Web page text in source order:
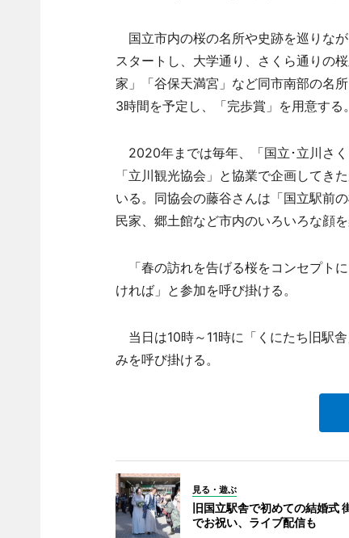
国立市内の桜の名所や史跡を巡りな
スタートし、大学通り、さくら通りの
家」「谷保天満宮」など同市南部の名
3時間を予定し、「完歩賞」を用意する。
2020年までは毎年、「国立･立川さ
「立川観光協会」と協業で企画してき
いる。同協会の藤谷さんは「国立駅前
民家、郷土館など市内のいろいろな顔
「春の訪れを告げる桜をコンセプト
ければ」と参加を呼び掛ける。
当日は10時～11時に「くにたち旧駅
みを呼び掛ける。
見る・遊ぶ
旧国立駅舎で初めての結婚式
でお祝い、ライブ配信も